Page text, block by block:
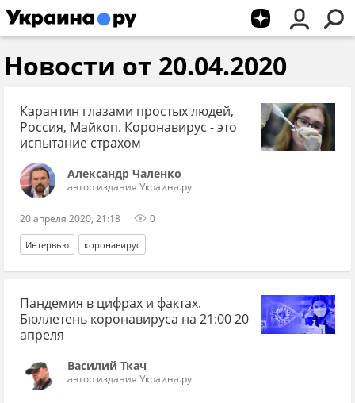
Новости от 20.04.2020
Карантин глазами простых людей,
Россия, Майкоп. Коронавирус - это
испытание страхом
Александр Чаленко
автор издания Украина.ру
20 апреля 2020, 21:18 0
Интервью коронавирус
Пандемия в цифрах и фактах.
Бюллетень коронавируса на 21:00 20
апреля
Василий Ткач
автор издания Украина.ру